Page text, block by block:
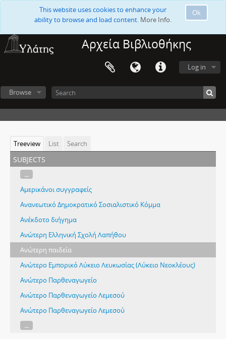
Ok
This website uses cookies to enhance your
ability to browse and load content. More Info.
Αρχεία Βιβλιοθήκης
Log in
Browse
Treeview List Search
subjects
...
Αμερικάνοι συγγραφείς
Ανανεωτικό Δημοκρατικό Σοσιαλιστικό Κόμμα
Ανέκδοτο διήγημα
Ανώτερη Ελληνική Σχολή Λαπήθου
Ανώτερη παιδεία
Ανώτερο Εμπορικό Λύκειο Λευκωσίας (Λύκειο Νεοκλέους)
Ανώτερο Παρθεναγωγείο
Ανώτερο Παρθεναγωγείο Λεμεσού
Ανώτερο Παρθεναγωγείο Λεμεσού
...